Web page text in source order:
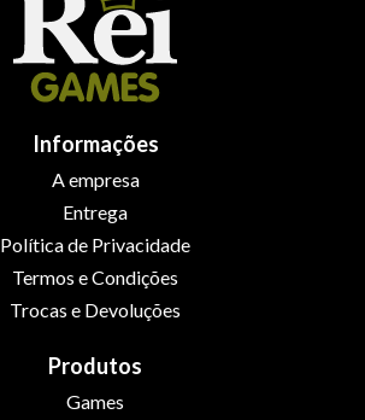
Informações
A empresa
Entrega
Política de Privacidade
Termos e Condições
Trocas e Devoluções
Produtos
Games